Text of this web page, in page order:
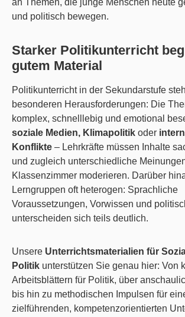
an Themen, die junge Menschen heute
und politisch bewegen.
Starker Politikunterricht
gutem Material
Politikunterricht in der Sekundarstufe
besonderen Herausforderungen: Die
komplex, schnelllebig und emotional
soziale Medien, Klimapolitik oder
Konflikte – Lehrkräfte müssen Inhalte
und zugleich unterschiedliche
Klassenzimmer moderieren. Darüber
Lerngruppen oft heterogen: Sprachliche
Voraussetzungen, Vorwissen und
unterscheiden sich teils deutlich.
Unsere Unterrichtsmaterialien für
Politik unterstützen Sie genau hier: Von
Arbeitsblättern für Politik, über
bis hin zu methodischen Impulsen für
zielführenden, kompetenzorientierten